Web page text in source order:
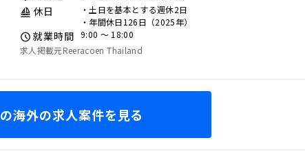
休日
・土日を基本とする週休2日
・年間休日126日（2025年）
就業時間 9:00 〜 18:00
求人掲載元Reeracoen Thailand
海外の求人案件を見る